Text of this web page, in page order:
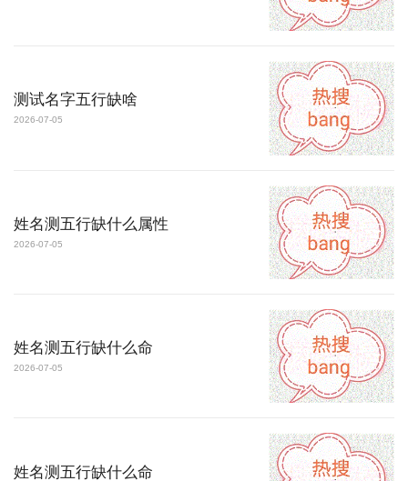
测试名字五行缺啥
2026-07-05
姓名测五行缺什么属性
2026-07-05
姓名测五行缺什么命
2026-07-05
姓名测五行缺什么命